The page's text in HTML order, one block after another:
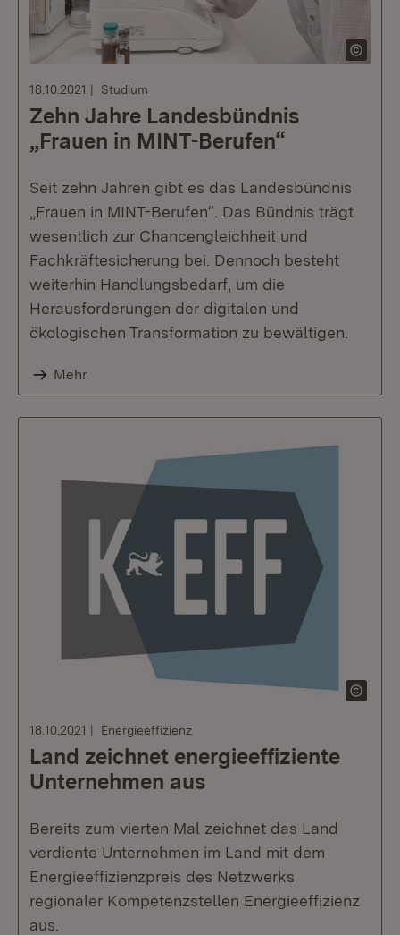
18.10.2021 Studium
Zehn Jahre Landesbündnis
„Frauen in MINT-Berufen“
Seit zehn Jahren gibt es das Landesbündnis
„Frauen in MINT-Berufen“. Das Bündnis trägt
wesentlich zur Chancengleichheit und
Fachkräftesicherung bei. Dennoch besteht
weiterhin Handlungsbedarf, um die
Herausforderungen der digitalen und
ökologischen Transformation zu bewältigen.
Mehr
18.10.2021 Energieeffizienz
Land zeichnet energieeffiziente
Unternehmen aus
Bereits zum vierten Mal zeichnet das Land
verdiente Unternehmen im Land mit dem
Energieeffizienzpreis des Netzwerks
regionaler Kompetenzstellen Energieeffizienz
aus.